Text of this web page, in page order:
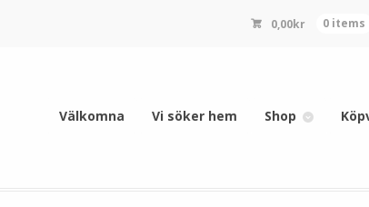
0,00kr 0 items
Välkomna Vi söker hem Shop